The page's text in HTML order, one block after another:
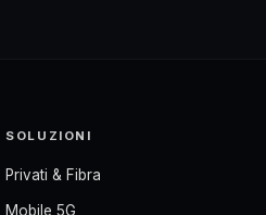
SOLUZIONI
Privati & Fibra
Mobile 5G